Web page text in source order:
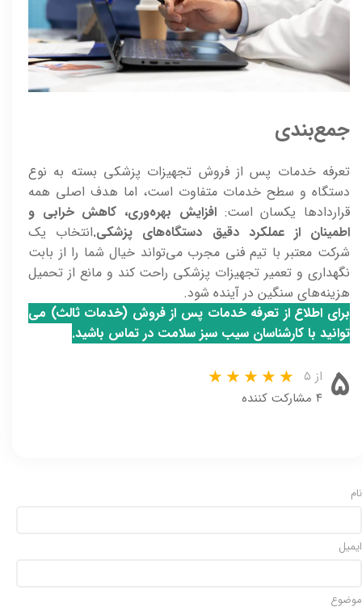
جمع‌بندی
تعرفه خدمات پس از فروش تجهیزات پزشکی بسته به نوع
دستگاه و سطح خدمات متفاوت است، اما هدف اصلی همه
قراردادها یکسان است:افزایش بهره‌وری، کاهش خرابی و
اطمینان از عملکرد دقیق دستگاه‌های پزشکی.انتخاب یک
شرکت معتبر با تیم فنی مجرب می‌تواند خیال شما را از بابت
نگهداری و تعمیر تجهیزات پزشکی راحت کند و مانع از تحمیل
هزینه‌های سنگین در آینده شود.
برای اطلاع از تعرفه خدمات پس از فروش (خدمات ثالث) می
توانید با کارشناسان سیب سبز سلامت در تماس باشید.
۵ از ۵
۴ مشارکت کننده
نام
ایمیل
موضوع